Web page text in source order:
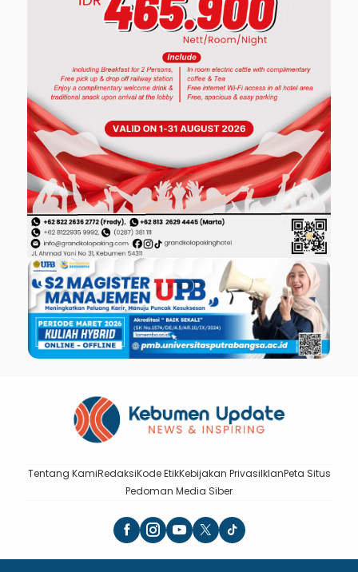
Tentang KamiRedaksiKode EtikKebijakan PrivasiIklanPeta Situs
Pedoman Media Siber